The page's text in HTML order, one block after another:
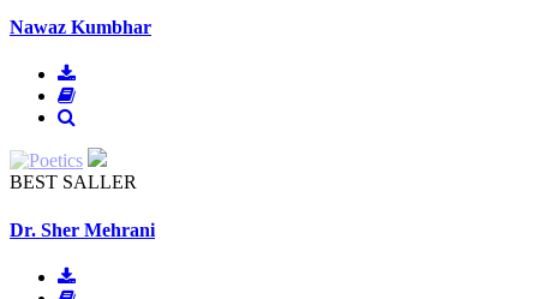
Nawaz Kumbhar
BEST SALLER
Dr. Sher Mehrani